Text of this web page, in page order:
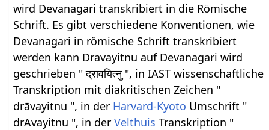
wird Devanagari transkribiert in die Römische
Schrift. Es gibt verschiedene Konventionen, wie
Devanagari in römische Schrift transkribiert
werden kann Dravayitnu auf Devanagari wird
geschrieben " द्रावयित्नु ", in IAST wissenschaftliche
Transkription mit diakritischen Zeichen "
drāvayitnu ", in der Harvard-Kyoto Umschrift "
drAvayitnu ", in derVelthuis Transkription "